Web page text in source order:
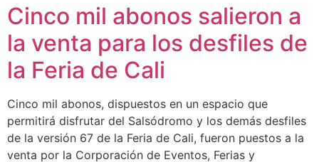
Cinco mil abonos salieron a
la venta para los desfiles de
la Feria de Cali
Cinco mil abonos, dispuestos en un espacio que
permitirá disfrutar del Salsódromo y los demás desfiles
de la versión 67 de la Feria de Cali, fueron puestos a la
venta por la Corporación de Eventos, Ferias y